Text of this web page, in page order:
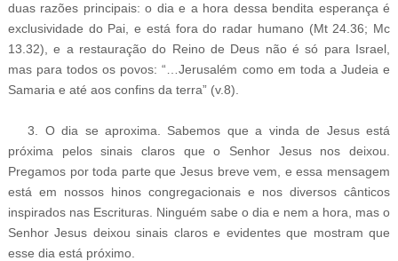
duas razões principais: o dia e a hora dessa bendita esperança é
exclusividade do Pai, e está fora do radar humano (Mt 24.36; Mc
13.32), e a restauração do Reino de Deus não é só para Israel,
mas para todos os povos: “…Jerusalém como em toda a Judeia e
Samaria e até aos confins da terra” (v.8).
3. O dia se aproxima. Sabemos que a vinda de Jesus está
próxima pelos sinais claros que o Senhor Jesus nos deixou.
Pregamos por toda parte que Jesus breve vem, e essa mensagem
está em nossos hinos congregacionais e nos diversos cânticos
inspirados nas Escrituras. Ninguém sabe o dia e nem a hora, mas o
Senhor Jesus deixou sinais claros e evidentes que mostram que
esse dia está próximo.